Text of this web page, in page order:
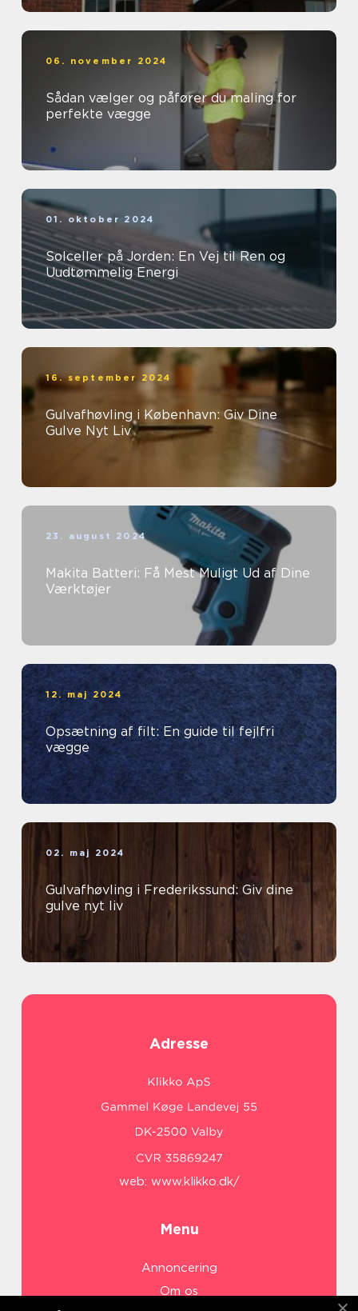
06. november 2024
Sådan vælger og påfører du maling for
perfekte vægge
01. oktober 2024
Solceller på Jorden: En Vej til Ren og
Uudtømmelig Energi
16. september 2024
Gulvafhøvling i København: Giv Dine
Gulve Nyt Liv
23. august 2024
Makita Batteri: Få Mest Muligt Ud af Dine
Værktøjer
12. maj 2024
Opsætning af filt: En guide til fejlfri
vægge
02. maj 2024
Gulvafhøvling i Frederikssund: Giv dine
gulve nyt liv
Adresse
web: www.klikko.dk/
Menu
Annoncering
Om os